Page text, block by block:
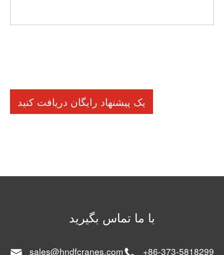
یک پیشنهاد رایگان دریافت کنید
با ما تماس بگیرید
sales@hndfcranes.com +86-373-5818299